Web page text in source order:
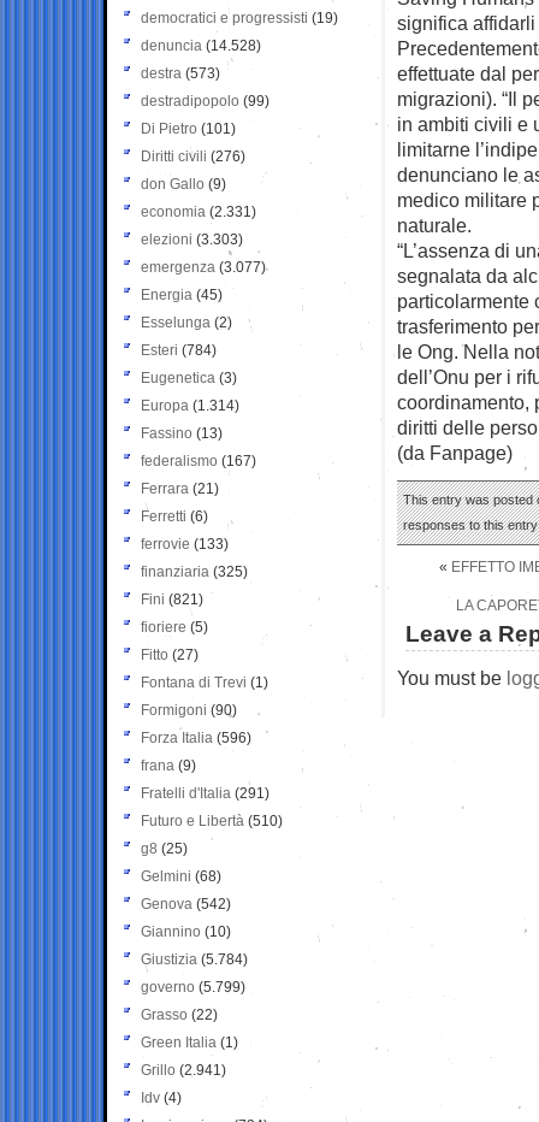
significa
effettuate dal
migrazioni). “Il
in ambiti civili e
limitarne
denunciano le
medico militare
naturale.
“L’assenza di
segnalata da
particolarmente
trasferimento
le Ong. Nella
dell’Onu per i
coordinamento,
diritti delle
(da Fanpage)
This entry was posted
responses to this
« EFFETTO
LA
Leave a
You must be
democratici e progressisti (19)
denuncia (14.528)
destra (573)
destradipopolo (99)
Di Pietro (101)
Diritti civili (276)
don Gallo (9)
economia (2.331)
elezioni (3.303)
emergenza (3.077)
Energia (45)
Esselunga (2)
Esteri (784)
Eugenetica (3)
Europa (1.314)
Fassino (13)
federalismo (167)
Ferrara (21)
Ferretti (6)
ferrovie (133)
finanziaria (325)
Fini (821)
fioriere (5)
Fitto (27)
Fontana di Trevi (1)
Formigoni (90)
Forza Italia (596)
frana (9)
Fratelli d'Italia (291)
Futuro e Libertà (510)
g8 (25)
Gelmini (68)
Genova (542)
Giannino (10)
Giustizia (5.784)
governo (5.799)
Grasso (22)
Green Italia (1)
Grillo (2.941)
Idv (4)